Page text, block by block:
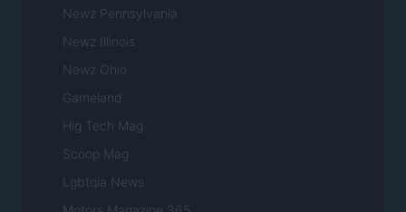
Newz Pennsylvania
Newz Illinois
Newz Ohio
Gameland
Hig Tech Mag
Scoop Mag
Lgbtqia News